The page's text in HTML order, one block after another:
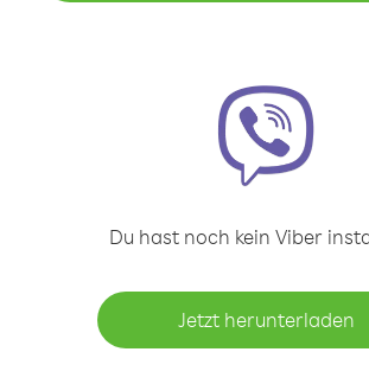
Du hast noch kein Viber
Jetzt herunterladen